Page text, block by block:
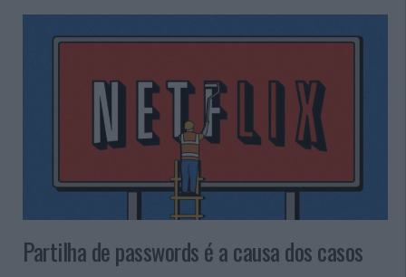
Partilha de passwords é a causa dos casos